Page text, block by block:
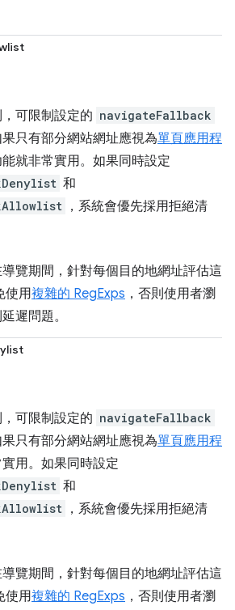
可限制設定的 navigateFallback
只有部分網站網址應視為單頁應用程
就非常實用。如果同時設定
和
，系統會優先採用拒絕清
覽期間，針對每個目的地網址評估這
使用複雜的 RegExps ，否則使用者瀏
遲問題。
可限制設定的 navigateFallback
只有部分網站網址應視為單頁應用程
實用。如果同時設定
和
，系統會優先採用拒絕清
覽期間，針對每個目的地網址評估這
使用複雜的 RegExps ，否則使用者瀏